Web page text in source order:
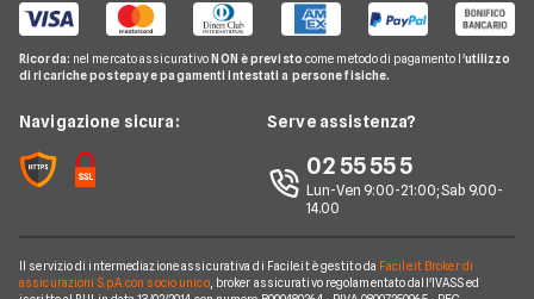
Noleggio Lungo Termine
News
Contatti
Miglior Fornitore Energia Elettrica
Miglior Fornitore Gas
Gas Natural
A2A
Edison
Iren
Optima
Sorgenia
Guida Luce e Gas
Domande Luce e Gas
Glossario Gas e Luce
Notizie Luce e Gas
Argomenti in evidenza Gas e Luce
Ricorda: nel mercato assicurativo NON è previsto come metodo di pagamento l'utilizzo
di ricariche postepay e pagamenti intestati a persone fisiche.
Navigazione sicura: Serve assistenza?
02 55 55 5
Lun-Ven 9:00-21:00; Sab 9.00-
14.00
Il servizio di intermediazione assicurativa di Facile.it è gestito da Facile.it Broker di
assicurazioni S.p.A. con socio unico, broker assicurativo regolamentato dall'IVASS ed